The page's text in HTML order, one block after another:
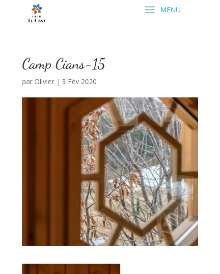
Camp Cians-15
par Olivier| 3 Fév 2020